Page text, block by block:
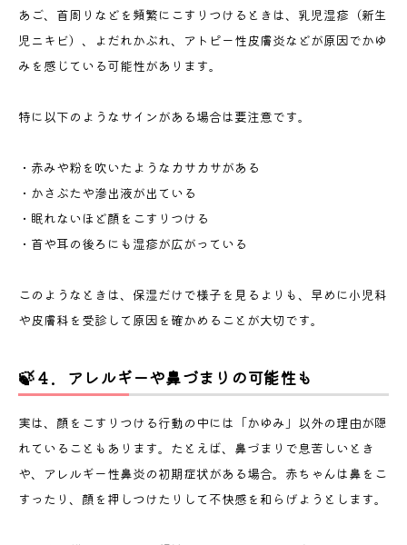
あご、首周りなどを頻繁にこすりつけるときは、乳児湿疹（新生
児ニキビ）、よだれかぶれ、アトピー性皮膚炎などが原因でかゆ
みを感じている可能性があります。
特に以下のようなサインがある場合は要注意です。
・赤みや粉を吹いたようなカサカサがある
・かさぶたや滲出液が出ている
・眠れないほど顔をこすりつける
・首や耳の後ろにも湿疹が広がっている
このようなときは、保湿だけで様子を見るよりも、早めに小児科
や皮膚科を受診して原因を確かめることが大切です。
🍃４．アレルギーや鼻づまりの可能性も
実は、顔をこすりつける行動の中には「かゆみ」以外の理由が隠
れていることもあります。たとえば、鼻づまりで息苦しいとき
や、アレルギー性鼻炎の初期症状がある場合。赤ちゃんは鼻をこ
すったり、顔を押しつけたりして不快感を和らげようとします。